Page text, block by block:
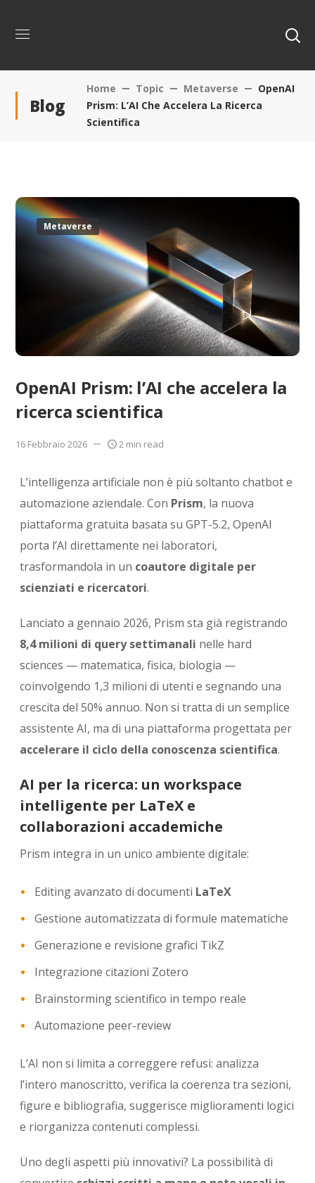
Blog
Home Topic Metaverse
OpenAI
Prism: L’AI Che Accelera La Ricerca
Scientifica
Metaverse
OpenAI Prism: l’AI che accelera la
ricerca scientifica
16 Febbraio 2026 2 min read
L’intelligenza artificiale non è più soltanto chatbot e
automazione aziendale. Con Prism, la nuova
piattaforma gratuita basata su GPT-5.2, OpenAI
porta l’AI direttamente nei laboratori,
trasformandola in un coautore digitale per
scienziati e ricercatori.
Lanciato a gennaio 2026, Prism sta già registrando
8,4 milioni di query settimanali nelle hard
sciences — matematica, fisica, biologia —
coinvolgendo 1,3 milioni di utenti e segnando una
crescita del 50% annuo. Non si tratta di un semplice
assistente AI, ma di una piattaforma progettata per
accelerare il ciclo della conoscenza scientifica.
AI per la ricerca: un workspace
intelligente per LaTeX e
collaborazioni accademiche
Prism integra in un unico ambiente digitale:
Editing avanzato di documenti LaTeX
Gestione automatizzata di formule matematiche
Generazione e revisione grafici TikZ
Integrazione citazioni Zotero
Brainstorming scientifico in tempo reale
Automazione peer-review
L’AI non si limita a correggere refusi: analizza
l’intero manoscritto, verifica la coerenza tra sezioni,
figure e bibliografia, suggerisce miglioramenti logici
e riorganizza contenuti complessi.
Uno degli aspetti più innovativi? La possibilità di